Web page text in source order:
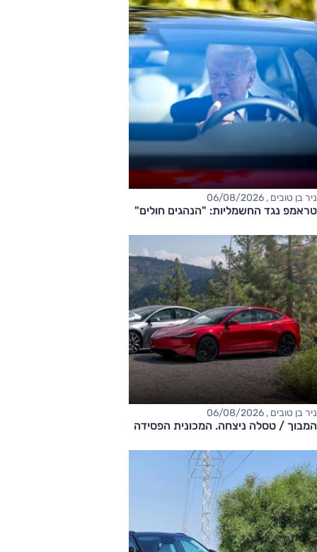
ניר בן טובים , 06/08/2026
טראמפ נגד החשמליות: "הנהגים חולים"
ניר בן טובים , 06/08/2026
המבוך / טסלה ניצחה. המכונית הפסידה